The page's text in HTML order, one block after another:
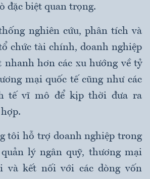
đặc biệt quan trọng.
nghiên cứu, phân tích và
chức tài chính, doanh nghiệp
nhanh hơn các xu hướng về tỷ
mại quốc tế cũng như các
tế vĩ mô để kịp thời đưa ra
tôi hỗ trợ doanh nghiệp trong
lý ngân quỹ, thương mại
và kết nối với các dòng vốn